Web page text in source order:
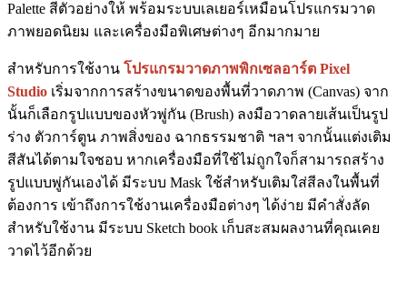
Palette สีตัวอย่างให้ พร้อมระบบเลเยอร์เหมือนโปรแกรมวาด
ภาพยอดนิยม และเครื่องมือพิเศษต่างๆ อีกมากมาย
สำหรับการใช้งาน โปรแกรมวาดภาพพิกเซลอาร์ต Pixel
Studio เริ่มจากการสร้างขนาดของพื้นที่วาดภาพ (Canvas) จาก
นั้นก็เลือกรูปแบบของหัวพู่กัน (Brush) ลงมือวาดลายเส้นเป็นรูป
ร่าง ตัวการ์ตูน ภาพสิ่งของ ฉากธรรมชาติ ฯลฯ จากนั้นแต่งเติม
สีสันได้ตามใจชอบ หากเครื่องมือที่ใช้ไม่ถูกใจก็สามารถสร้าง
รูปแบบพู่กันเองได้ มีระบบ Mask ใช้สำหรับเติมใส่สีลงในพื้นที่
ต้องการ เข้าถึงการใช้งานเครื่องมือต่างๆ ได้ง่าย มีคำสั่งลัด
สำหรับใช้งาน มีระบบ Sketch book เก็บสะสมผลงานที่คุณเคย
วาดไว้อีกด้วย